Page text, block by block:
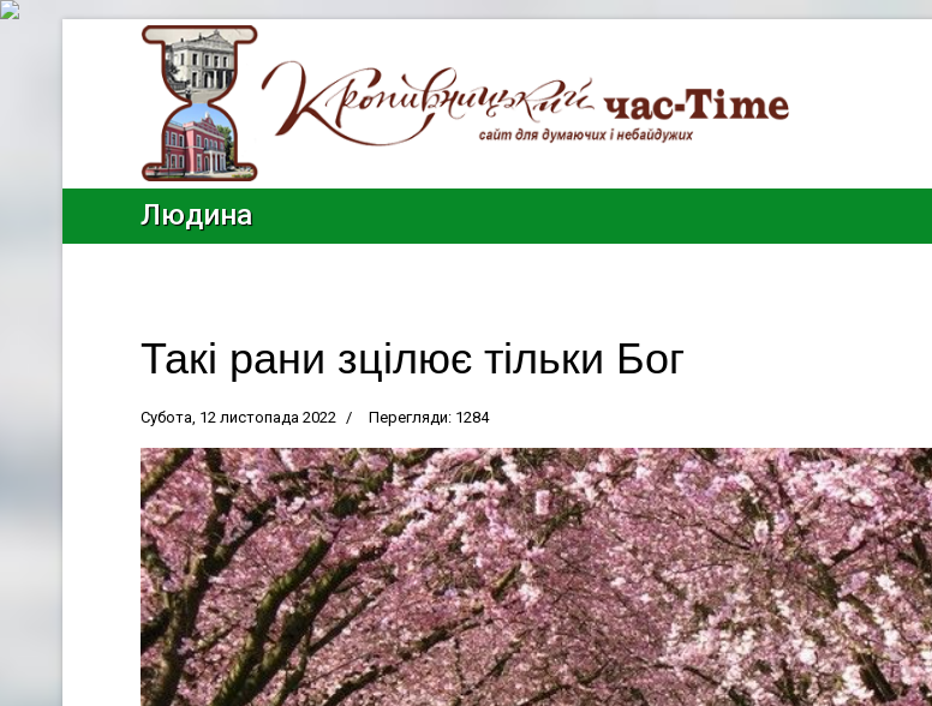
Людина
Такі рани зцілює тільки Бог
Субота, 12 листопада 2022 Перегляди: 1284